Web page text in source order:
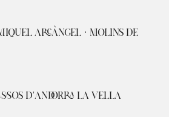
ARCÀNGEL · MOLINS DE
D'ANDORRA LA VELLA